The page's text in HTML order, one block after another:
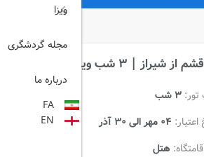
از شیراز | 3 شب ویژه پاییز
3 شب
اعتبار: 04 مهر الی 30 آذر
هتل
ویزا
مجله گردشگری
درباره ما
FA
EN